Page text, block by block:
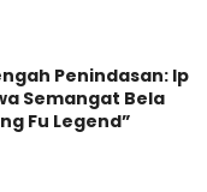
situs atau
mengapa harus
bersama teman,
Penindasan: Ip
Semangat Bela
Fu Legend”